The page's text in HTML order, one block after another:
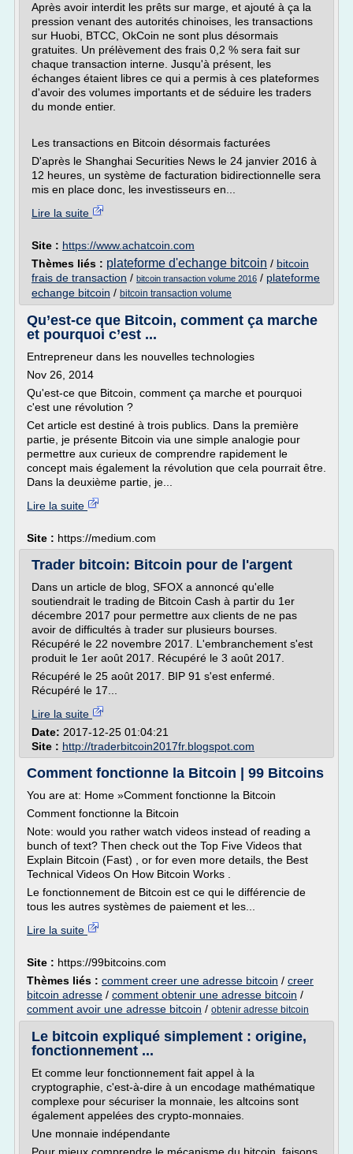
Après avoir interdit les prêts sur marge, et ajouté à ça la
pression venant des autorités chinoises, les transactions
sur Huobi, BTCC, OkCoin ne sont plus désormais
gratuites. Un prélèvement des frais 0,2 % sera fait sur
chaque transaction interne. Jusqu'à présent, les
échanges étaient libres ce qui a permis à ces plateformes
d'avoir des volumes importants et de séduire les traders
du monde entier.
Les transactions en Bitcoin désormais facturées
D'après le Shanghai Securities News le 24 janvier 2016 à
12 heures, un système de facturation bidirectionnelle sera
mis en place donc, les investisseurs en...
Lire la suite
Site : https://www.achatcoin.com
Thèmes liés : plateforme d'echange bitcoin / bitcoin
frais de transaction / bitcoin transaction volume 2016 / plateforme
echange bitcoin / bitcoin transaction volume
Qu’est-ce que Bitcoin, comment ça marche
et pourquoi c’est ...
Entrepreneur dans les nouvelles technologies
Nov 26, 2014
Qu'est-ce que Bitcoin, comment ça marche et pourquoi
c'est une révolution ?
Cet article est destiné à trois publics. Dans la première
partie, je présente Bitcoin via une simple analogie pour
permettre aux curieux de comprendre rapidement le
concept mais également la révolution que cela pourrait être.
Dans la deuxième partie, je...
Lire la suite
Site : https://medium.com
Trader bitcoin: Bitcoin pour de l'argent
Dans un article de blog, SFOX a annoncé qu'elle
soutiendrait le trading de Bitcoin Cash à partir du 1er
décembre 2017 pour permettre aux clients de ne pas
avoir de difficultés à trader sur plusieurs bourses.
Récupéré le 22 novembre 2017. L'embranchement s'est
produit le 1er août 2017. Récupéré le 3 août 2017.
Récupéré le 25 août 2017. BIP 91 s'est enfermé.
Récupéré le 17...
Lire la suite
Date: 2017-12-25 01:04:21
Site : http://traderbitcoin2017fr.blogspot.com
Comment fonctionne la Bitcoin | 99 Bitcoins
You are at: Home »Comment fonctionne la Bitcoin
Comment fonctionne la Bitcoin
Note: would you rather watch videos instead of reading a
bunch of text? Then check out the Top Five Videos that
Explain Bitcoin (Fast) , or for even more details, the Best
Technical Videos On How Bitcoin Works .
Le fonctionnement de Bitcoin est ce qui le différencie de
tous les autres systèmes de paiement et les...
Lire la suite
Site : https://99bitcoins.com
Thèmes liés : comment creer une adresse bitcoin / creer
bitcoin adresse / comment obtenir une adresse bitcoin /
comment avoir une adresse bitcoin / obtenir adresse bitcoin
Le bitcoin expliqué simplement : origine,
fonctionnement ...
Et comme leur fonctionnement fait appel à la
cryptographie, c'est-à-dire à un encodage mathématique
complexe pour sécuriser la monnaie, les altcoins sont
également appelées des crypto-monnaies.
Une monnaie indépendante